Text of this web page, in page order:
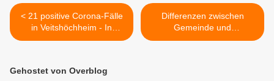
< 21 positive Corona-Fälle
in Veitshöchheim - In
Stadt/Land WÜ wie in ganz
Halbierung
Differenzen zwischen
Gemeinde und
Verschönerungsverein:
Gehostet von Overblog